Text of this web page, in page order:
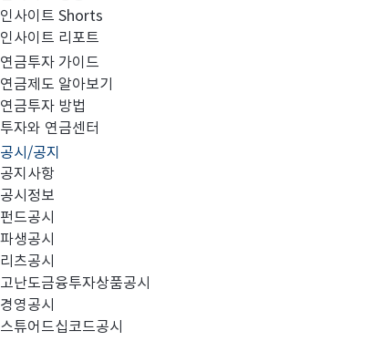
인사이트 Shorts
인사이트 리포트
연금투자 가이드
연금제도 알아보기
연금투자 방법
투자와 연금센터
공시/공지
공지사항
공시정보
펀드공시
파생공시
리츠공시
고난도금융투자상품공시
경영공시
스튜어드십코드공시
투자자 예탁금 이용료율 변경 안내
직접판매투자자예탁금이용료율지급기준을